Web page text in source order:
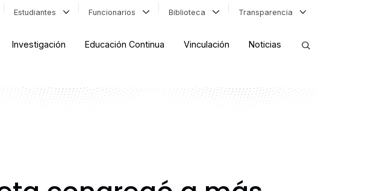
Estudiantes Funcionarios Biblioteca Transparencia
Investigación Educación Continua Vinculación Noticias